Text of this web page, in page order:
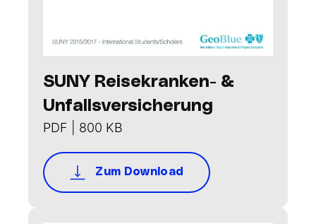
SUNY Reisekranken- &
Unfallsversicherung
PDF | 800 KB
Zum Download